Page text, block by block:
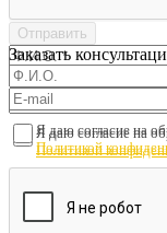
Заказать
Я даю согласие на
Политикой
Я даю согласие на
Политикой